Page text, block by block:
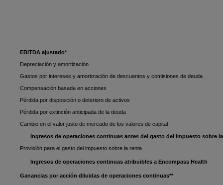
EBITDA ajustado*
Depreciación y amortización
Gastos por intereses y amortización de descuentos y comisiones de deuda
Compensación basada en acciones
Pérdida por disposición o deterioro de activos
Pérdida por extinción anticipada de la deuda
Cambio en el valor justo de mercado de los valores de capital
Ingresos de operaciones continuas antes del gasto del impuesto sobre
Provisión para el gasto del impuesto sobre la renta
Ingresos de operaciones continuas atribuibles a Encompass Health
Ganancias por acción diluidas de operaciones continuas**